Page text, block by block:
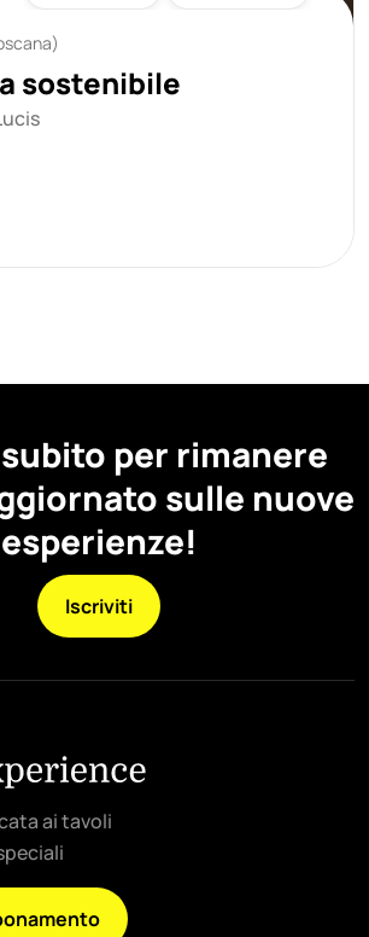
sostenibile
per rimanere
sulle nuove
esperienze!
Iscriviti
ai tavoli